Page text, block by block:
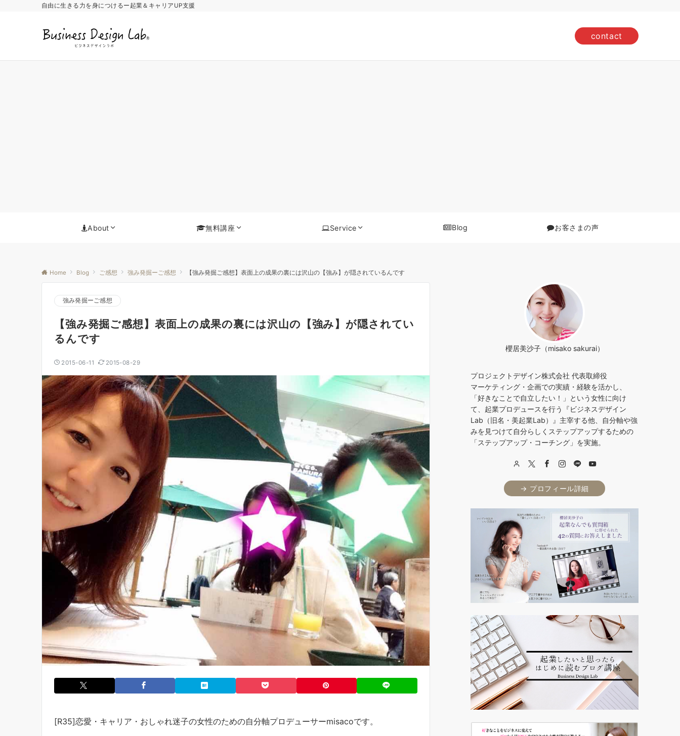
自由に生きる力を身につけるー起業＆キャリアUP支援
contact
About 無料講座 Service Blog お客さまの声
Home Blog ご感想 強み発掘ーご感想 【強み発掘ご感想】表面上の成果の裏には沢山の【強み】が隠されているんです
強み発掘ーご感想
【強み発掘ご感想】表面上の成果の裏には沢山の【強み】が隠されてい
るんです
2015-06-11 2015-08-29
[R35]恋愛・キャリア・おしゃれ迷子の女性のための自分軸プロデューサーmisacoです。
櫻居美沙子（misako sakurai）
プロジェクトデザイン株式会社 代表取締役
マーケティング・企画での実績・経験を活かし、
「好きなことで自立したい！」という女性に向け
て、起業プロデュースを行う『ビジネスデザイン
Lab（旧名・美起業Lab）』主宰する他、自分軸や強
みを見つけて自分らしくステップアップするための
「ステップアップ・コーチング」を実施。
→ プロフィール詳細